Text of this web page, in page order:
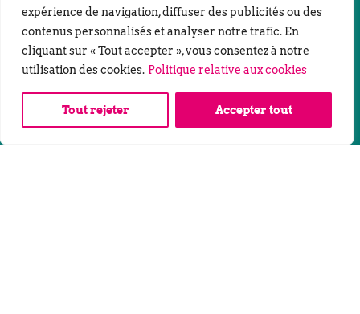
expérience de navigation, diffuser des publicités ou des
contenus personnalisés et analyser notre trafic. En
cliquant sur « Tout accepter », vous consentez à notre
utilisation des cookies. Politique relative aux cookies
Tout rejeter Accepter tout
Rayonnement : Lyon, Toulouse, Marseillle, La Ciotat
Tel : 04 88 42 22 97
Contact